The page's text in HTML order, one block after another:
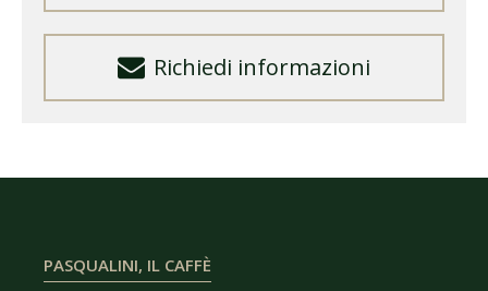
Richiedi informazioni
PASQUALINI, IL CAFFÈ